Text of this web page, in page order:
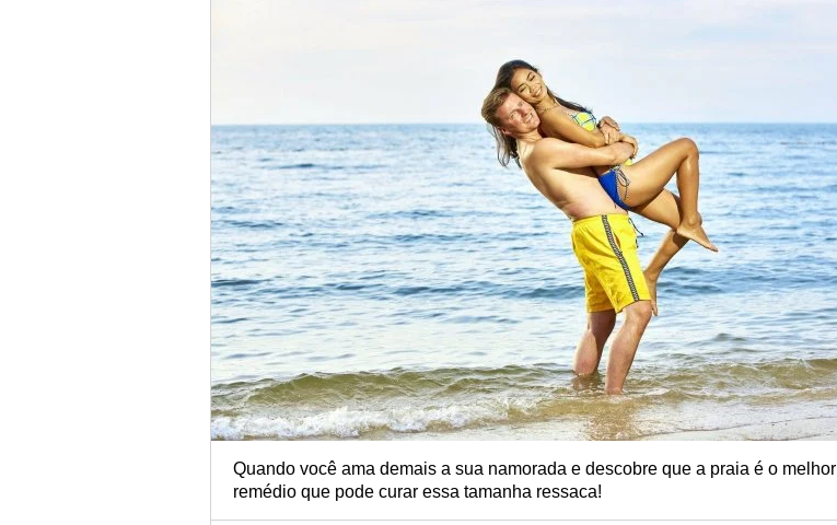
Quando você ama demais a sua namorada e descobre que a praia é o melhor
remédio que pode curar essa tamanha ressaca!